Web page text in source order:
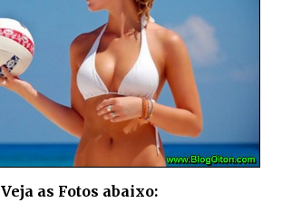
Veja as Fotos abaixo: